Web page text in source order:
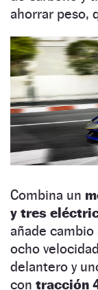
ahorrar peso,
Combina un
y tres
añade
ocho
delantero y
con tracción